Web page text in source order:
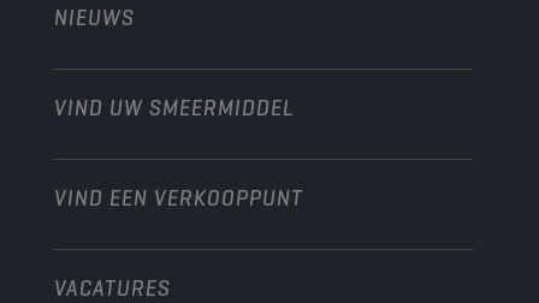
Moto’s & ATV
Industrie
Scheepvaart
Ontdek onze motorsportpartners
Personenwagens
Motorfiets
Heavy-Duty
NIEUWS
VIND UW SMEERMIDDEL
VIND EEN VERKOOPPUNT
VACATURES